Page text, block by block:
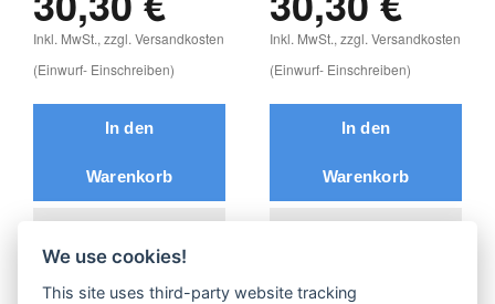
Inkl. MwSt., zzgl. Versandkosten
(Einwurf- Einschreiben)
Inkl. MwSt., zzgl. Versandkosten
(Einwurf- Einschreiben)
We use cookies!
This site uses third-party website tracking